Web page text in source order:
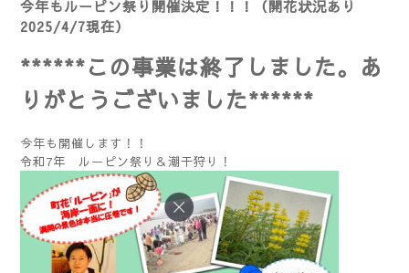
今年もルーピン祭り開催決定！！！（開花状況あり
2025/4/7現在）
******この事業は終了しました。 あ
りがとうございました******
今年も開催します！！
令和7年 ルーピン祭り＆潮干狩り！